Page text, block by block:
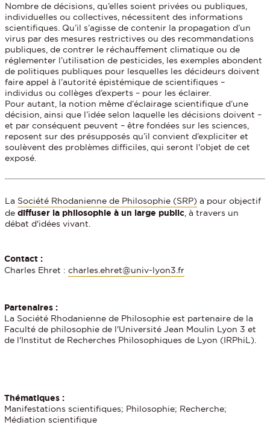
Nombre de décisions, qu’elles soient privées ou publiques,
individuelles ou collectives, nécessitent des informations
scientifiques. Qu’il s’agisse de contenir la propagation d’un
virus par des mesures restrictives ou des recommandations
publiques, de contrer le réchauffement climatique ou de
réglementer l’utilisation de pesticides, les exemples abondent
de politiques publiques pour lesquelles les décideurs doivent
faire appel à l’autorité épistémique de scientifiques –
individus ou collèges d’experts – pour les éclairer.
Pour autant, la notion même d’éclairage scientifique d’une
décision, ainsi que l’idée selon laquelle les décisions doivent –
et par conséquent peuvent – être fondées sur les sciences,
reposent sur des présupposés qu’il convient d’expliciter et
soulèvent des problèmes difficiles, qui seront l'objet de cet
exposé.
La Société Rhodanienne de Philosophie (SRP) a pour objectif
dediffuser la philosophie à un large public , à travers un
débat d'idées vivant.
Contact :
Charles Ehret : charles.ehret@univ-lyon3.fr
Partenaires :
La Société Rhodanienne de Philosophie est partenaire de la
Faculté de philosophie de l'Université Jean Moulin Lyon 3 et
de l'Institut de Recherches Philosophiques de Lyon (IRPhiL).
Thématiques :
Manifestations scientifiques; Philosophie; Recherche;
Médiation scientifique